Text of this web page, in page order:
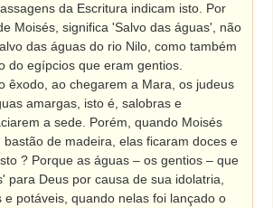
da Escritura indicam isto. Por
Moisés, significa 'Salvo das águas', não
das águas do rio Nilo, como também
do egípcios que eram gentios.
êxodo, ao chegarem a Mara, os judeus
amargas, isto é, salobras e
a sede. Porém, quando Moisés
bastão de madeira, elas ficaram doces e
? Porque as águas – os gentios – que
para Deus por causa de sua idolatria,
e potáveis, quando nelas foi lançado o